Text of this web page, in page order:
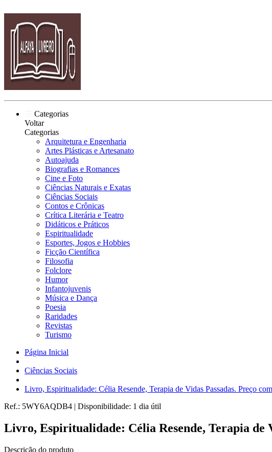
Categorias
Voltar
Categorias
Arquitetura e Engenharia
Artes Plásticas e Artesanato
Autoajuda
Biografias e Romances
Cine e Foto
Ciências Naturais e Exatas
Ciências Sociais
Contos e Crônicas
Crítica Literária e Teatro
Didáticos e Práticos
Espiritualidade
Esportes, Jogos e Hobbies
Ficção Científica
Filosofia
Folclore
Humor
Infantojuvenis
Música e Dança
Poesia
Raridades
Revistas
Turismo
Página Inicial
Ciências Sociais
Livro, Espiritualidade: Célia Resende, Terapia de Vidas Passadas. Preço
Ref.: 5WY6AQDB4 | Disponibilidade: 1 dia útil
Livro, Espiritualidade: Célia Resende, Terapia de
Descrição do produto